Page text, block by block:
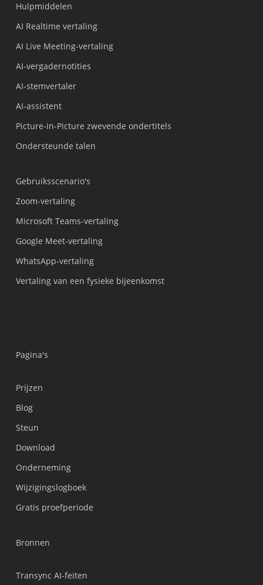
Hulpmiddelen
AI Realtime vertaling
AI Live Meeting-vertaling
AI-vergadernotities
AI-stemvertaler
AI-assistent
Picture-in-Picture zwevende ondertitels
Ondersteunde talen
Gebruiksscenario's
Zoom-vertaling
Microsoft Teams-vertaling
Google Meet-vertaling
WhatsApp-vertaling
Vertaling van een fysieke bijeenkomst
Pagina's
Prijzen
Blog
Steun
Download
Onderneming
Wijzigingslogboek
Gratis proefperiode
Bronnen
Transync AI-feiten